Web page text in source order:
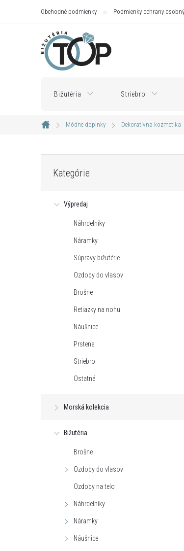
Obchodné podmienky Podmienky ochrany
Bižutéria Striebro
Domov
Módne doplnky Dekoratívna kozmetika
kategórie
Kategórie
Výpredaj
Náhrdelníky
Náramky
Súpravy bižutérie
Ozdoby do vlasov
Brošne
Retiazky na nohu
Náušnice
Prstene
Striebro
Ostatné
Morská kolekcia
Bižutéria
Brošne
Ozdoby do vlasov
Ozdoby na telo
Náhrdelníky
Náramky
Náušnice